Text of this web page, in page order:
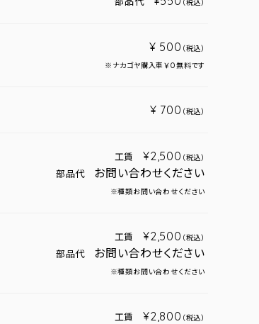
（税込）
¥ 500 （税込）
※ナカゴヤ購入車￥０無料です
¥ 700 （税込）
工賃 ¥2,500 （税込）
部品代 お問い合わせください
※種類お問い合わせください
工賃 ¥2,500 （税込）
部品代 お問い合わせください
※種類お問い合わせください
工賃 ¥2,800 （税込）